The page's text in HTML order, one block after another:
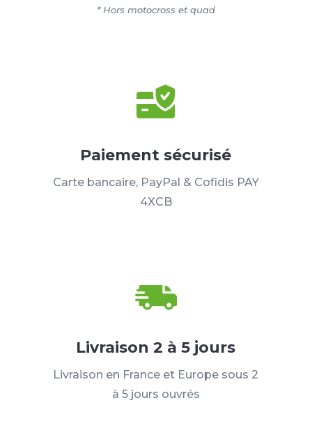
* Hors motocross et quad
Paiement sécurisé
Carte bancaire, PayPal & Cofidis PAY
4XCB
Livraison 2 à 5 jours
Livraison en France et Europe sous 2
à 5 jours ouvrés